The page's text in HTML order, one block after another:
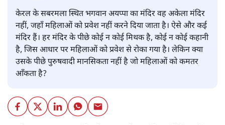
केरल के सबरमला स्थित भगवान अयप्पा का मंदिर वह अकेला मंदिर
नहीं, जहाँ महिलाओं को प्रवेश नहीं करने दिया जाता है। ऐसे और कई
मंदिर हैं। हर मंदिर के पीछे कोई न कोई मिथक है, कोई न कोई कहानी
है, जिस आधार पर महिलाओं को प्रवेश से रोका गया है। लेकिन क्या
उसके पीछे पुरुषवादी मानसिकता नहीं है जो महिलाओं को कमतर
आँकता है?